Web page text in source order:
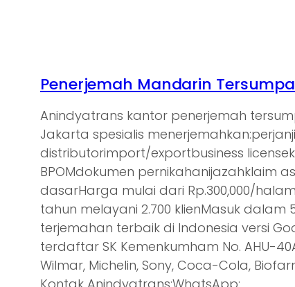
Penerjemah Mandarin
Anindyatrans kantor penerjemah
Jakarta spesialis
distributorimport/exportbusiness
BPOMdokumen pernikahanijazahklaim
dasarHarga mulai dari Rp.300,000/
tahun melayani 2.700 klienMasuk dalam
terjemahan terbaik di Indonesia versi
terdaftar SK Kemenkumham No. AHU-
Wilmar, Michelin, Sony, Coca-Cola,